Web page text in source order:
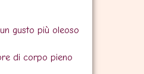
gusto più oleoso
di corpo pieno